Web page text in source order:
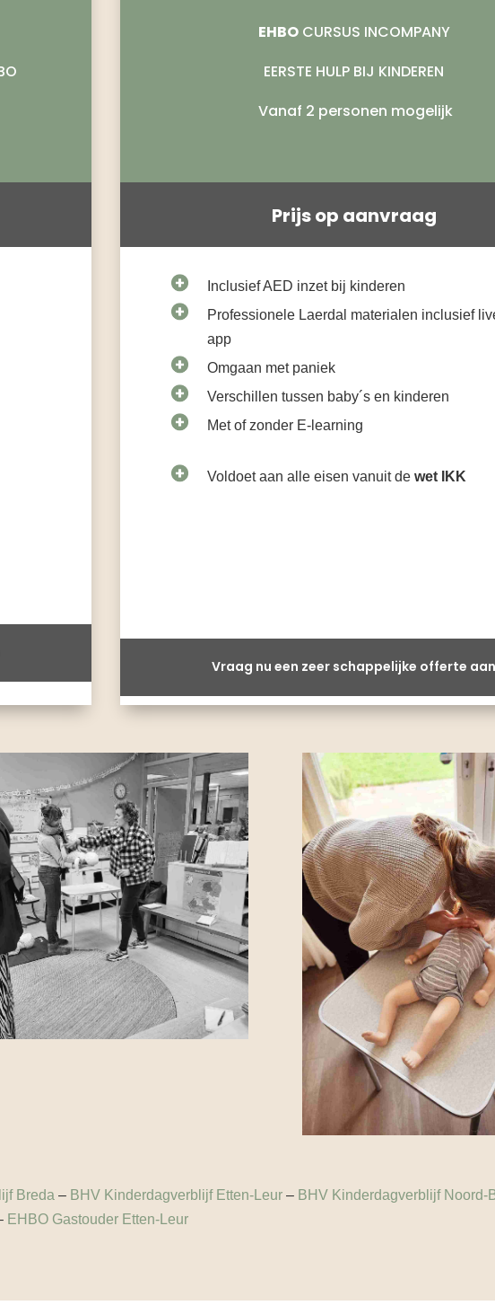
EHBOCURSUS INCOMPANY
EERSTE HULP BIJ KINDEREN
Vanaf 2 personen mogelijk
Prijs op aanvraag
Inclusief AED inzet bij kinderen
Professionele Laerdal materialen inclusief
app
Omgaan met paniek
Verschillen tussen baby´s en kinderen
Met of zonder E-learning
Voldoet aan alle eisen vanuit dewet IKK
Vraag nu een zeer schappelijke offerte aan
Breda – BHV Kinderdagverblijf Etten-Leur – BHV Kinderdagverblijf Noord-
EHBO Gastouder Etten-Leur